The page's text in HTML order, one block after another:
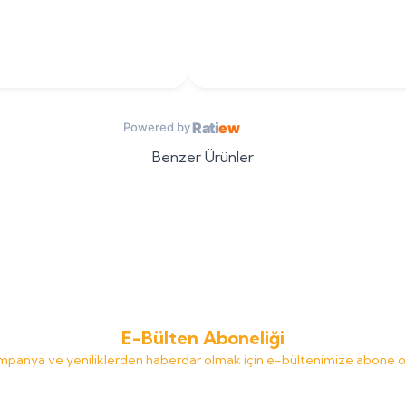
Powered byRatiew
Benzer Ürünler
E-Bülten Aboneliği
ve yeniliklerden haberdar olmak için e-bültenimize abone